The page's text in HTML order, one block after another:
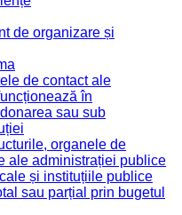
de organizare și
de contact ale
în
sau sub
organele de
ale administrației publice
și instituțiile publice
sau parțial prin bugetul